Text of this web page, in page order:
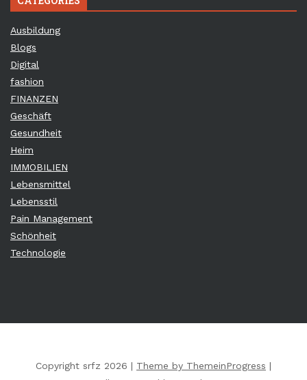
Ausbildung
Blogs
Digital
fashion
FINANZEN
Geschäft
Gesundheit
Heim
IMMOBILIEN
Lebensmittel
Lebensstil
Pain Management
Schönheit
Technologie
Copyright srfz 2026 | Theme by ThemeinProgress |